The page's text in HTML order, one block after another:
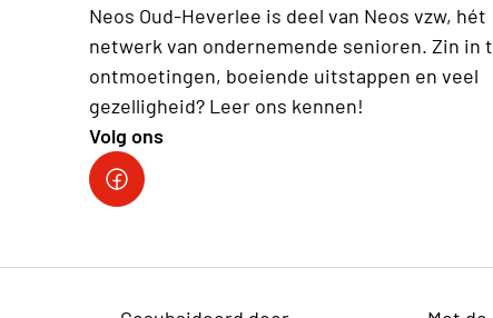
Neos Oud-Heverlee is deel van Neos vzw, hét
netwerk van ondernemende senioren. Zin in
ontmoetingen, boeiende uitstappen en veel
gezelligheid? Leer ons kennen!
Volg ons
Facebook